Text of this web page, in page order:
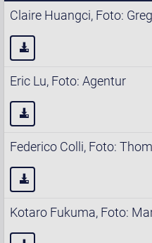
Claire Huangci, Foto:
Eric Lu, Foto: Agentur
Federico Colli, Foto:
Kotaro Fukuma, Foto: